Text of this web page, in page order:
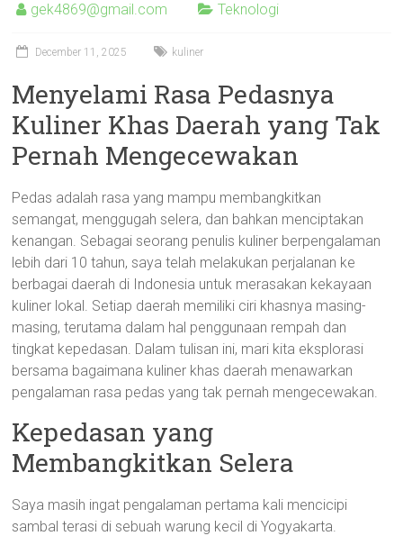
gek4869@gmail.com Teknologi
December 11, 2025 kuliner
Menyelami Rasa Pedasnya
Kuliner Khas Daerah yang Tak
Pernah Mengecewakan
Pedas adalah rasa yang mampu membangkitkan
semangat, menggugah selera, dan bahkan menciptakan
kenangan. Sebagai seorang penulis kuliner berpengalaman
lebih dari 10 tahun, saya telah melakukan perjalanan ke
berbagai daerah di Indonesia untuk merasakan kekayaan
kuliner lokal. Setiap daerah memiliki ciri khasnya masing-
masing, terutama dalam hal penggunaan rempah dan
tingkat kepedasan. Dalam tulisan ini, mari kita eksplorasi
bersama bagaimana kuliner khas daerah menawarkan
pengalaman rasa pedas yang tak pernah mengecewakan.
Kepedasan yang
Membangkitkan Selera
Saya masih ingat pengalaman pertama kali mencicipi
sambal terasi di sebuah warung kecil di Yogyakarta.